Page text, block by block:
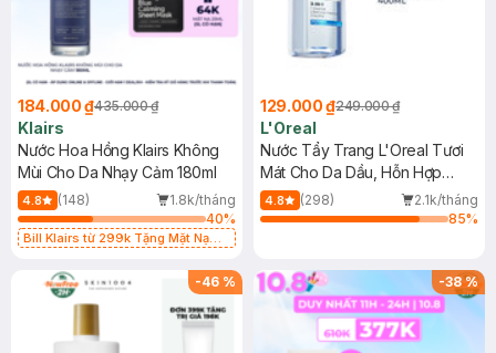
184.000 ₫435.000 ₫
Klairs
Nước Hoa Hồng Klairs Không
Mùi Cho Da Nhạy Cảm 180ml
4.8 (148)
1.8k/tháng
40%
Bill Klairs từ 299k Tặng Mặt Nạ
25ml (SL Có Hạn)
129.000 ₫249.000 ₫
L'Oreal
Nước Tẩy Trang L'Oreal Tươi
Mát Cho Da Dầu, Hỗn Hợp
400ml
4.8 (298)
2.1k/tháng
85%
-46 % -38%